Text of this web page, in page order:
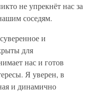
не упрекнёт нас за
соседям.
и
для
нас и готов
Я уверен, в
и динамично